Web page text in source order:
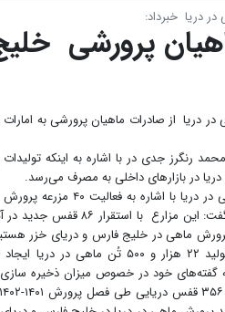
دریا خبرداد:
پرورشی
از صادرات ماهیان پرورشی به امارات
رنگرز جدی در با اشاره به اینکه
در بازار‌های داخلی به مصرف می‌رسد.
ماهی در دریا خبر داد و
جدید، مجموع ظرفیت تولید ۲۲